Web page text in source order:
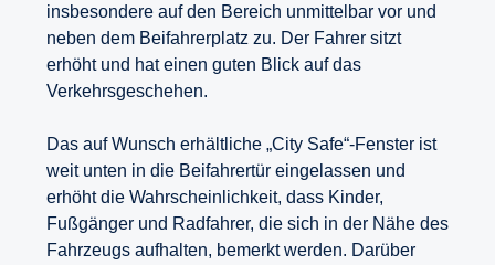
insbesondere auf den Bereich unmittelbar vor und
neben dem Beifahrerplatz zu. Der Fahrer sitzt
erhöht und hat einen guten Blick auf das
Verkehrsgeschehen.
Das auf Wunsch erhältliche „City Safe“-Fenster ist
weit unten in die Beifahrertür eingelassen und
erhöht die Wahrscheinlichkeit, dass Kinder,
Fußgänger und Radfahrer, die sich in der Nähe des
Fahrzeugs aufhalten, bemerkt werden. Darüber